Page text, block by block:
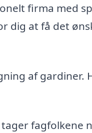
firma med
dig at få det
af gardiner.
fagfolkene